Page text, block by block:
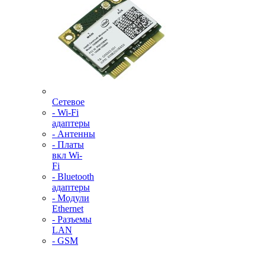
Сетевое
- Wi-Fi
адаптеры
- Антенны
- Платы
вкл Wi-
Fi
- Bluetooth
адаптеры
- Модули
Ethernet
- Разъемы
LAN
- GSM